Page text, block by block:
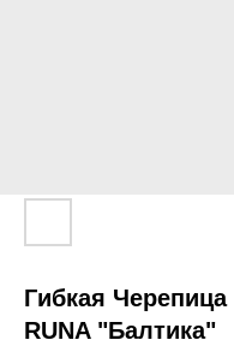
Гибкая
RUNA "Балтика"